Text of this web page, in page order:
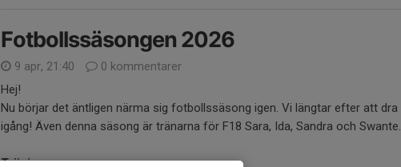
Fotbollssäsongen 2026
9 apr, 21:40
0 kommentarer
Hej!
Nu börjar det äntligen närma sig fotbollssäsong igen. Vi längtar efter att dra
igång! Även denna säsong är tränarna för F18 Sara, Ida, Sandra och Swante.
Träningar